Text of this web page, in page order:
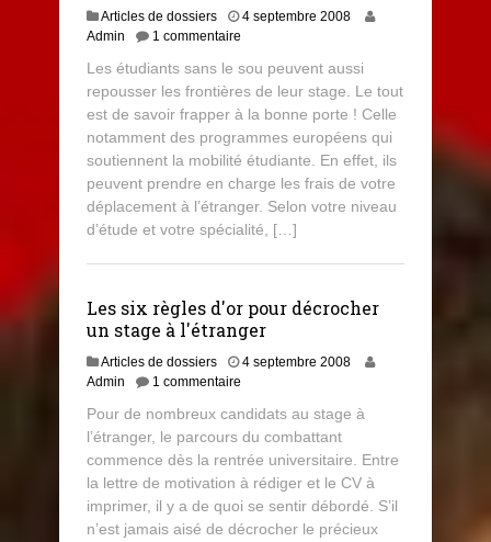
Articles de dossiers
4 septembre 2008
Admin
1 commentaire
Les étudiants sans le sou peuvent aussi
repousser les frontières de leur stage. Le tout
est de savoir frapper à la bonne porte ! Celle
notamment des programmes européens qui
soutiennent la mobilité étudiante. En effet, ils
peuvent prendre en charge les frais de votre
déplacement à l’étranger. Selon votre niveau
d’étude et votre spécialité, […]
Les six règles d'or pour décrocher
un stage à l'étranger
Articles de dossiers
4 septembre 2008
Admin
1 commentaire
Pour de nombreux candidats au stage à
l’étranger, le parcours du combattant
commence dès la rentrée universitaire. Entre
la lettre de motivation à rédiger et le CV à
imprimer, il y a de quoi se sentir débordé. S’il
n’est jamais aisé de décrocher le précieux